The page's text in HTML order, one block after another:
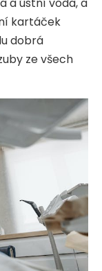
a ústní voda, a
kartáček
dobrá
ze všech